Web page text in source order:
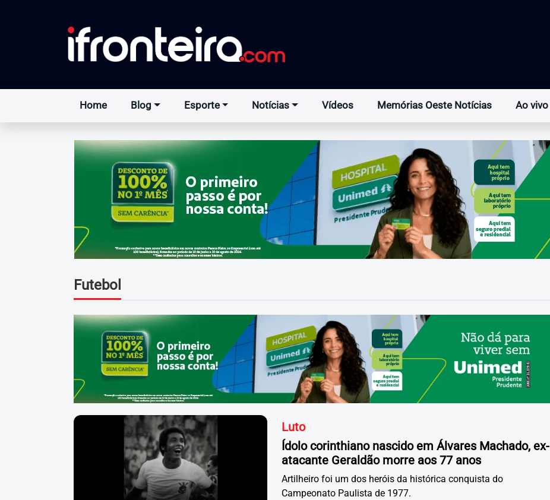
Home Blog Esporte Notícias Vídeos Memórias Oeste Notícias Ao vivo
Futebol
Luto
Ídolo corinthiano nascido em Álvares Machado, ex-
atacante Geraldão morre aos 77 anos
Artilheiro foi um dos heróis da histórica conquista do
Campeonato Paulista de 1977.